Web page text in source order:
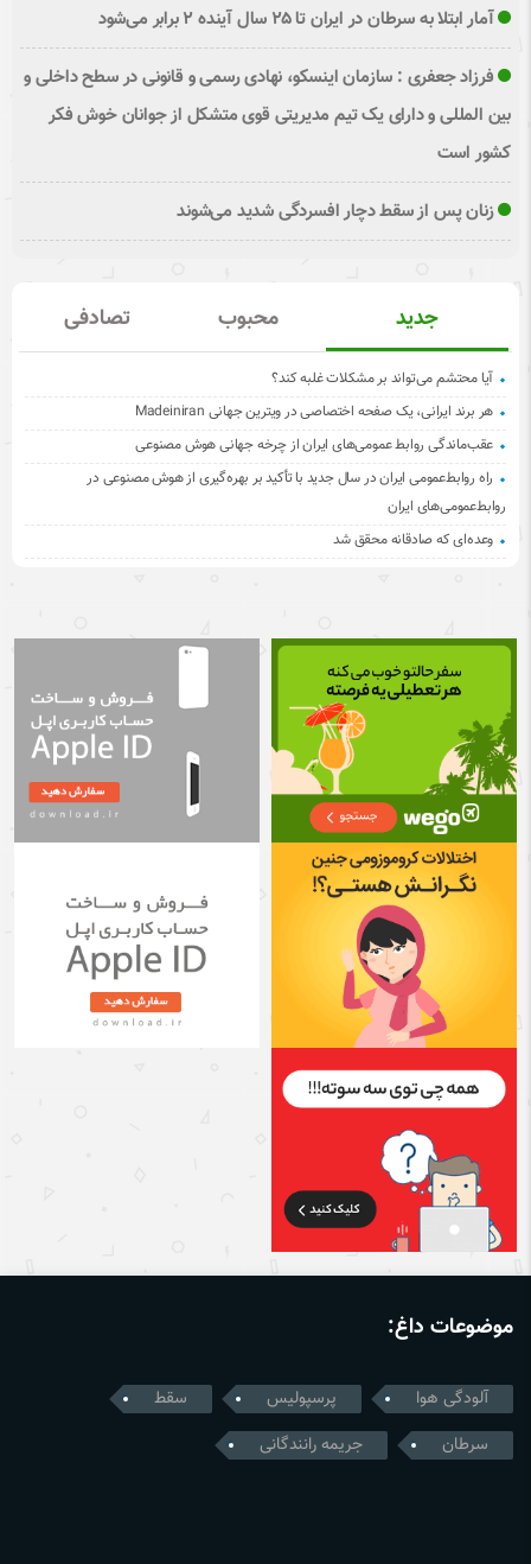
آمار ابتلا به سرطان در ایران تا ۲۵ سال آینده ۲ برابر می‌شود
فرزاد جعفری : سازمان اینسکو، نهادی رسمی و قانونی در سطح داخلی و
بین المللی و دارای یک تیم مدیریتی قوی متشکل از جوانان خوش فکر
کشور است
زنان پس از سقط دچار افسردگی شدید می‌شوند
جدید محبوب تصادفی
آیا محتشم می‌تواند بر مشکلات غلبه کند؟
هر برند ایرانی، یک صفحه اختصاصی در ویترین جهانی Madeiniran
عقب‌ماندگی روابط عمومی‌های ایران از چرخه جهانی هوش مصنوعی
راه روابط‌عمومی ایران در سال جدید با تأکید بر بهره‌گیری از هوش مصنوعی در
روابط‌عمومی‌های ایران
وعده‌ای که صادقانه محقق شد
موضوعات داغ:
آلودگی هوا پرسپولیس
سقط
سرطان
جریمه رانندگانی